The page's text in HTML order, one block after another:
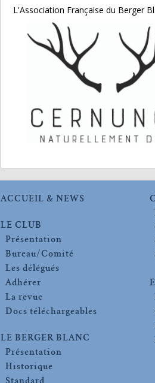
L'Association Française du Berger
ACCUEIL & NEWS
LE CLUB
Présentation
Bureau/Comité
Les délégués
Adhérer
La revue
Docs téléchargeables
LE BERGER BLANC
Présentation
Historique